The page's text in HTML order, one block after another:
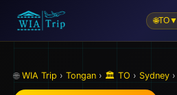
🌐TO▼
🌐 WIA Trip › Tongan › 🏛️ TO › Sydney ›